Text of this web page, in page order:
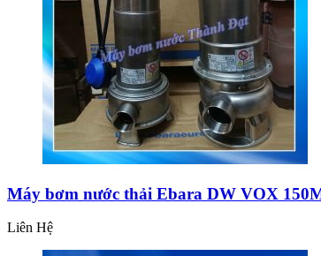
Máy bơm nước thải Ebara DW VOX
Liên Hệ